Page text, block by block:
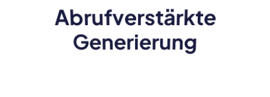
Abrufverstärkte
Generierung